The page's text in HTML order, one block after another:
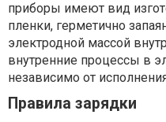
приборы имеют вид
пленки, герметично
электродной массой
внутренние процессы в
независимо от
Правила зарядки